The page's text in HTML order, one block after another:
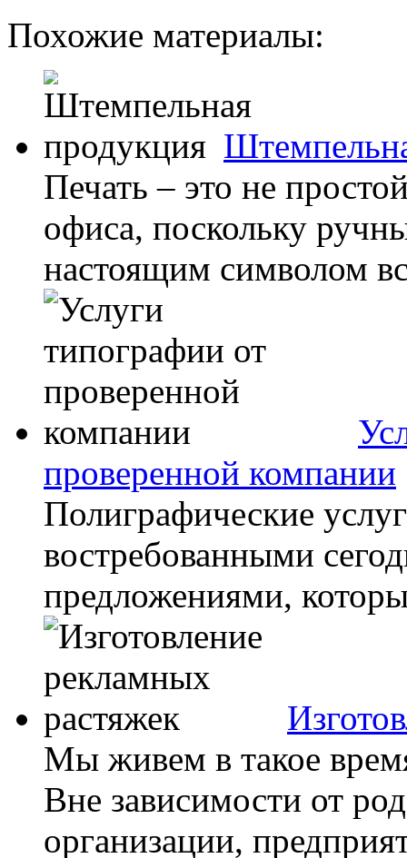
Похожие материалы:
Печать – это не
офиса, поскольку
настоящим символом
проверенной компании
Полиграфические
востребованными
предложениями,
Мы живем в такое
Вне зависимости от
организации,